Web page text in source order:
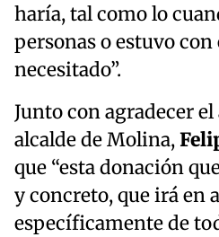
haría, tal como lo
personas o estuvo
necesitado”.
Junto con agradecer
alcalde de Molina,
que “esta donación
y concreto, que irá en
específicamente de